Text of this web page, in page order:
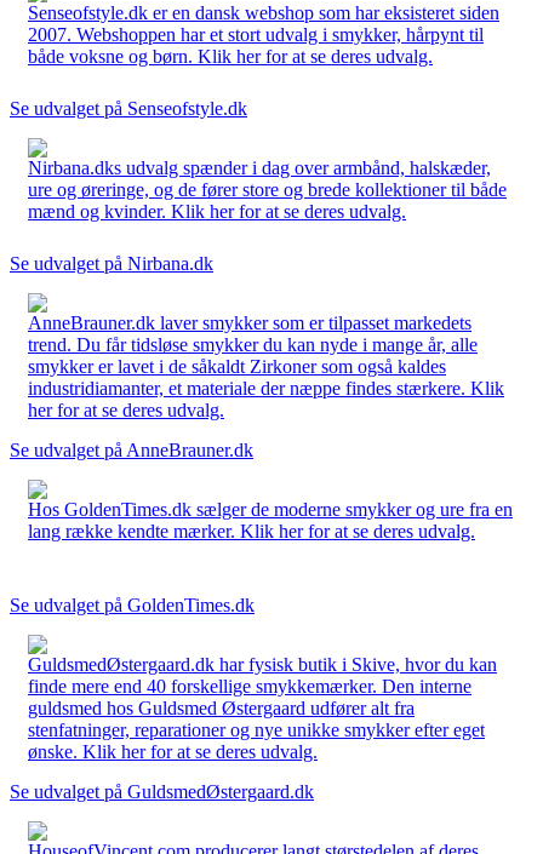
Senseofstyle.dk er en dansk webshop som har eksisteret siden
2007. Webshoppen har et stort udvalg i smykker, hårpynt til
både voksne og børn. Klik her for at se deres udvalg.
Se udvalget på Senseofstyle.dk
Nirbana.dks udvalg spænder i dag over armbånd, halskæder,
ure og øreringe, og de fører store og brede kollektioner til både
mænd og kvinder. Klik her for at se deres udvalg.
Se udvalget på Nirbana.dk
AnneBrauner.dk laver smykker som er tilpasset markedets
trend. Du får tidsløse smykker du kan nyde i mange år, alle
smykker er lavet i de såkaldt Zirkoner som også kaldes
industridiamanter, et materiale der næppe findes stærkere. Klik
her for at se deres udvalg.
Se udvalget på AnneBrauner.dk
Hos GoldenTimes.dk sælger de moderne smykker og ure fra en
lang række kendte mærker. Klik her for at se deres udvalg.
Se udvalget på GoldenTimes.dk
GuldsmedØstergaard.dk har fysisk butik i Skive, hvor du kan
finde mere end 40 forskellige smykkemærker. Den interne
guldsmed hos Guldsmed Østergaard udfører alt fra
stenfatninger, reparationer og nye unikke smykker efter eget
ønske. Klik her for at se deres udvalg.
Se udvalget på GuldsmedØstergaard.dk